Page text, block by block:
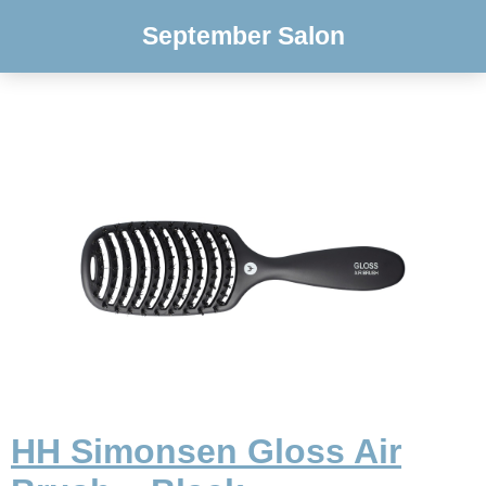
September Salon
HH Simonsen Gloss Air